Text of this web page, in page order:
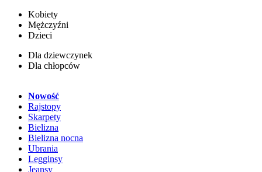
Kobiety
Mężczyźni
Dzieci
Dla dziewczynek
Dla chłopców
Nowość
Rajstopy
Skarpety
Bielizna
Bielizna nocna
Ubrania
Legginsy
Jeansy